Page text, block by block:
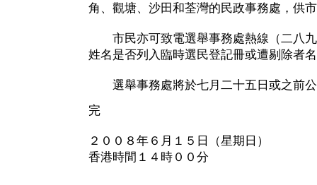
角、觀塘、沙田和荃灣的民政事務處，供
市民亦可致電選舉事務處熱線（二八
姓名是否列入臨時選民登記冊或遭剔除者
選舉事務處將於七月二十五日或之前公
完
２００８年６月１５日（星期日）
香港時間１４時００分